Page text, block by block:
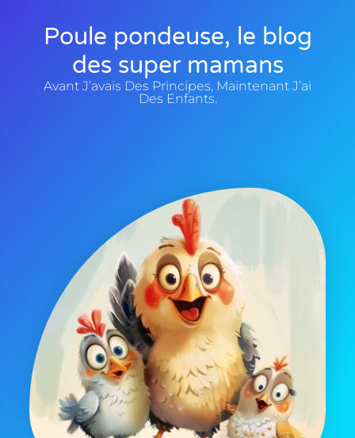
Poule pondeuse, le blog
des super mamans
Avant J’avais Des Principes, Maintenant J’ai
Des Enfants.